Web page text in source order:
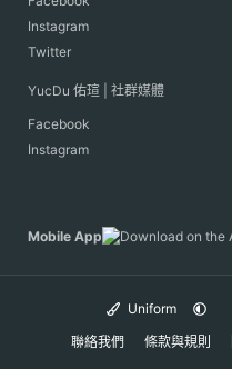
Instagram
Twitter
YucDu 佑瑄 | 社群媒體
Facebook
Instagram
Mobile App
Uniform
聯絡我們
條款與規則